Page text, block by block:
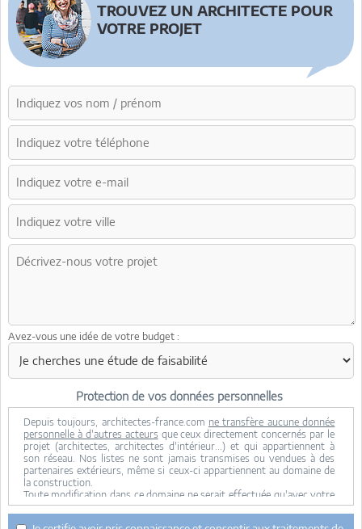
TROUVEZ UN ARCHITECTE POUR
VOTRE PROJET
Avez-vous une idée de votre budget :
Protection de vos données personnelles
Depuis toujours, architectes-france.com ne transfère aucune donnée
personnelle à d'autres acteurs que ceux directement concernés par le
projet (architectes, architectes d'intérieur...) et qui appartiennent à
son réseau. Nos listes ne sont jamais transmises ou vendues à des
partenaires extérieurs, même si ceux-ci appartiennent au domaine de
la construction.
Toute modification dans ce domaine ne serait effectuée qu'avec votre
consentement.
Je consens à ce que mes données personnelles soient collectées pour